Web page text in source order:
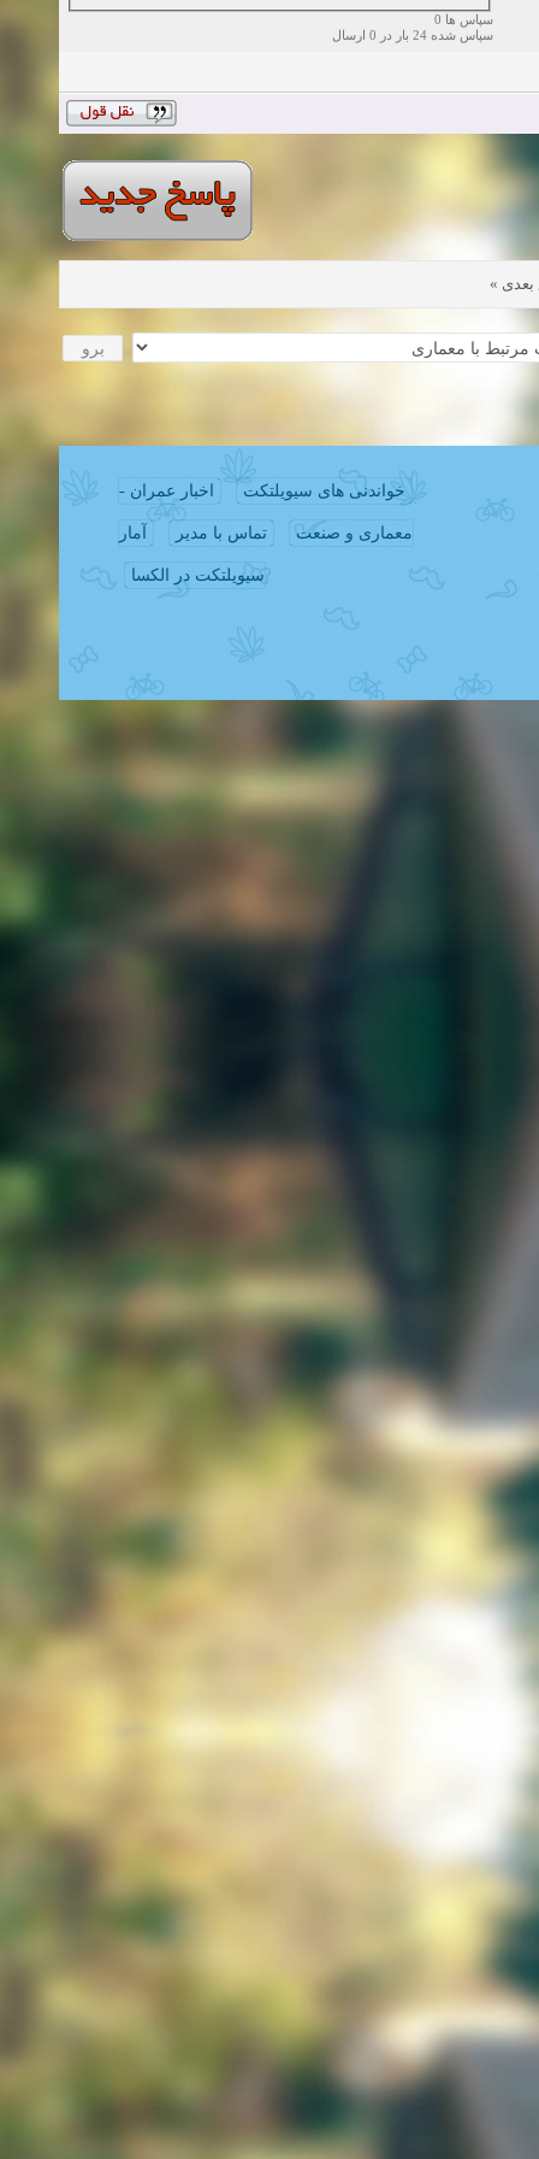
سپاس ها 0
سپاس شده 24 بار در 0 ارسال
»
خواندنی های سیویلتکت اخبار عمران -
معماری و صنعت تماس با مدیر آمار
سیویلتکت در الکسا